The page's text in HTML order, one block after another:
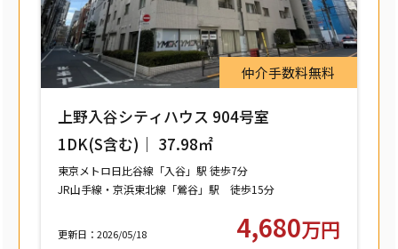
仲介手数料無料
上野入谷シティハウス 904号室
1DK(S含む)｜ 37.98㎡
東京メトロ日比谷線「入谷」駅 徒歩7分
JR山手線・京浜東北線「鶯谷」駅 徒歩15分
更新日：2026/05/18 4,680万円